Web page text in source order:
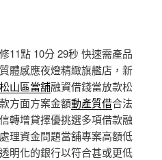
11點 10分 29秒 快速需產品
體感應夜燈精緻旗艦店，新
松山區當舖融資借錢當放款松
方面方案金額動產質借合法
轉增貸擇優挑選多項借款融
理資金問題當舖專案高額低
透明化的銀行以符合甚或更低